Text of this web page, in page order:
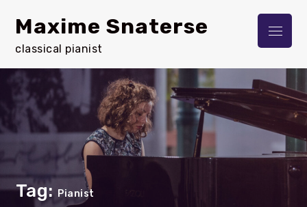
Maxime Snaterse
classical pianist
Menu
Tag: Pianist